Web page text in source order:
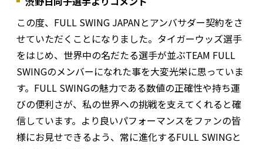
この度、FULL SWING JAPANとアンバサダー契約をさ
せていただくことになりました。タイガーウッズ選手
をはじめ、世界中の名だたる選手が並ぶTEAM FULL
SWINGのメンバーになれた事を大変光栄に思っていま
す。FULL SWINGの魅力である数値の正確性や持ち運
びの便利さが、私の世界への挑戦を支えてくれると確
信しています。より良いパフォーマンスをファンの皆
様にお見せできるよう、常に進化するFULL SWINGと